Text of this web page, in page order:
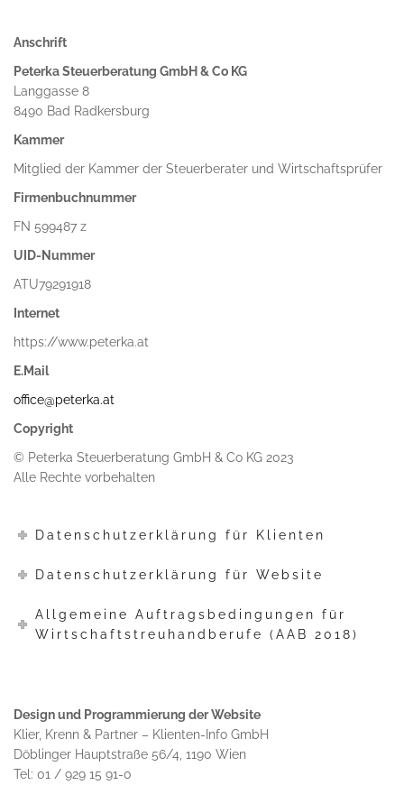
Anschrift
Peterka Steuerberatung GmbH & Co KG
Langgasse 8
8490 Bad Radkersburg
Kammer
Mitglied der Kammer der Steuerberater und Wirtschaftsprüfer
Firmenbuchnummer
FN 599487 z
UID-Nummer
ATU79291918
Internet
https://www.peterka.at
E.Mail
office@peterka.at
Copyright
© Peterka Steuerberatung GmbH & Co KG 2023
Alle Rechte vorbehalten
Datenschutzerklärung für Klienten
Datenschutzerklärung für Website
Allgemeine Auftragsbedingungen für
Wirtschaftstreuhandberufe (AAB 2018)
Design und Programmierung der Website
Klier, Krenn & Partner – Klienten-Info GmbH
Döblinger Hauptstraße 56/4, 1190 Wien
Tel: 01 / 929 15 91-0